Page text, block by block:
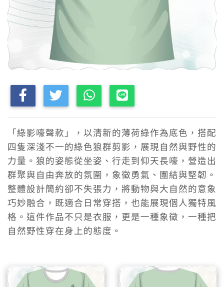
「綠影嚎聲款」，以清新的薄荷綠作為底色，搭配
四隻深淺不一的綠色狼群剪影，展現自然與野性的
力量。狼的姿態從坐姿、行走到仰天長嚎，營造出
群聚與自由奔放的氛圍，象徵勇氣、團結與堅韌。
整體設計簡約卻不失張力，將動物與大自然的意象
巧妙融合，既適合日常穿搭，也能展現個人獨特風
格。這件作品不只是衣服，更是一種象徵，一種把
自然野性穿在身上的態度。